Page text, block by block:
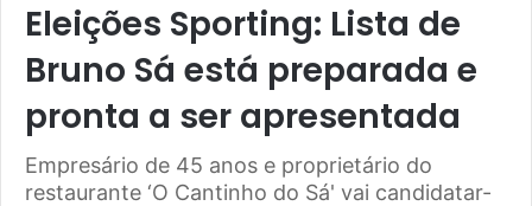
Eleições Sporting: Lista de
Bruno Sá está preparada e
pronta a ser apresentada
Empresário de 45 anos e proprietário do
restaurante ‘O Cantinho do Sá' vai candidatar-